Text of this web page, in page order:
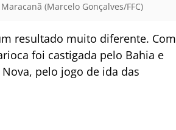
(Marcelo Gonçalves/FFC)
resultado muito diferente. Com
foi castigada pelo Bahia e
pelo jogo de ida das